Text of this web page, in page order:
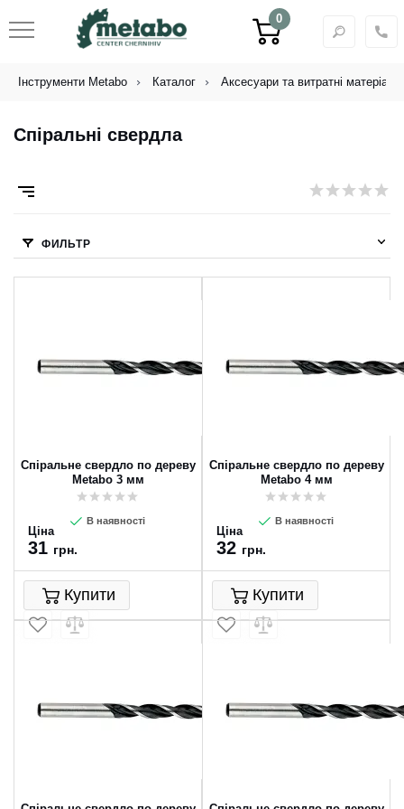
0
Інструменти Metabo Каталог Аксесуари та витратні матеріали
Спіральні свердла
ФИЛЬТР
Спіральне свердло по дереву
Metabo 3 мм
В наявності
Ціна
31 грн.
Купити
Спіральне свердло по дереву
Metabo 4 мм
В наявності
Ціна
32 грн.
Купити